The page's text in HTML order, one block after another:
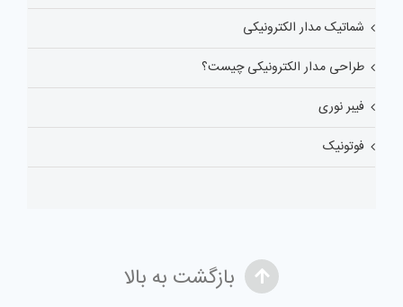
شماتیک مدار الکترونیکی
طراحی مدار الکترونیکی چیست؟
فیبر نوری
فوتونیک
بازگشت به بالا